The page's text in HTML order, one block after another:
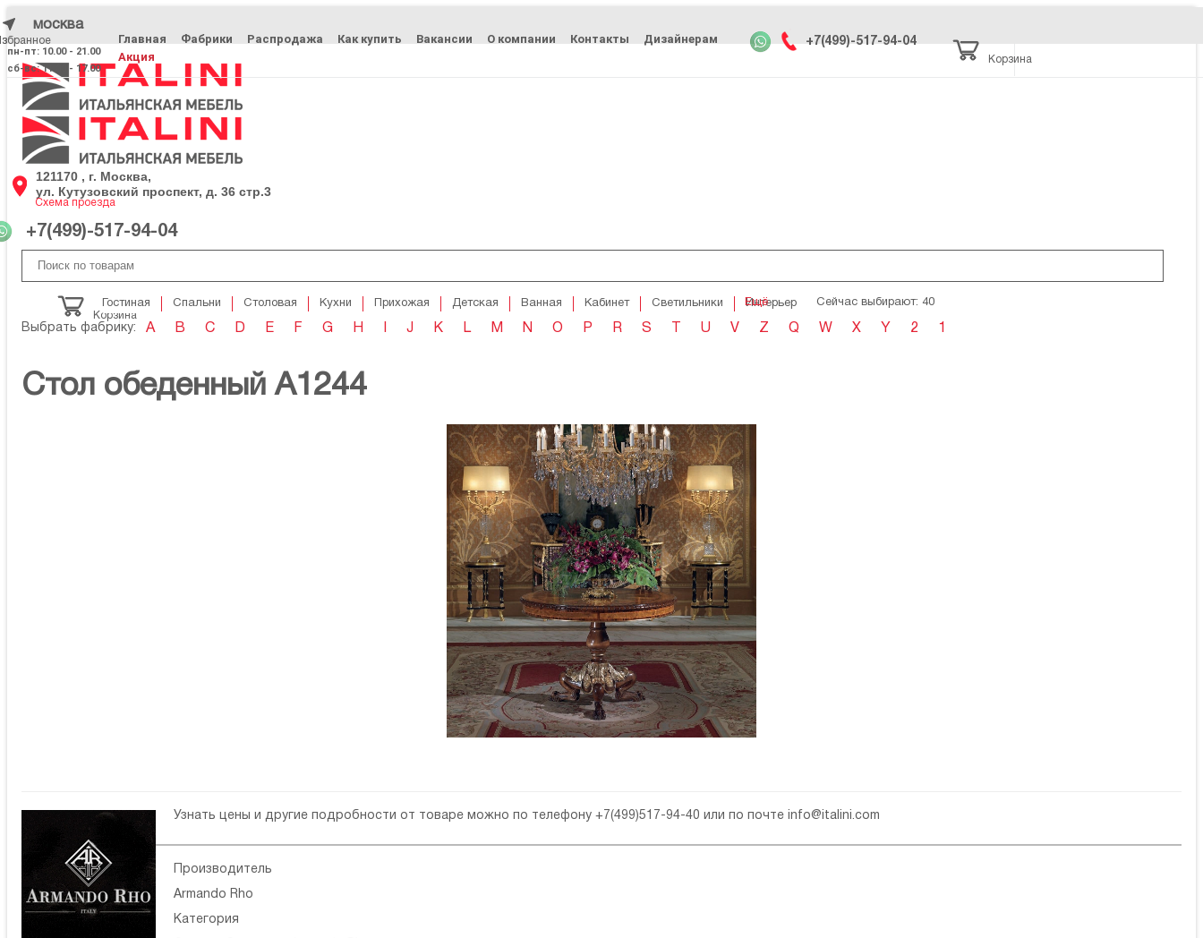
москва
пн-пт: 10.00 - 21.00
сб-вс: 11.00 - 17.00
Главная Фабрики Распродажа Как купить Вакансии О компании Контакты
Дизайнерам
Акция
+7(499)-517-94-04
Корзина
121170 , г. Москва,
ул. Кутузовский проспект, д. 36 стр.3
Схема проезда
+7(499)-517-94-04
Корзина
Ещё
Гостиная Спальни Столовая Кухни Прихожая Детская Ванная Кабинет Светильники Интерьер Сейчас выбирают: 40
Выбрать фабрику: A B C D E F G H J K L M N O P R S U V Z Q W X Y 2 1
Стол обеденный A1244
Узнать цены и другие подробности от товаре можно по телефону +7(499)517-94-40 или по почте info@italini.com
Производитель
Armando Rho
Категория